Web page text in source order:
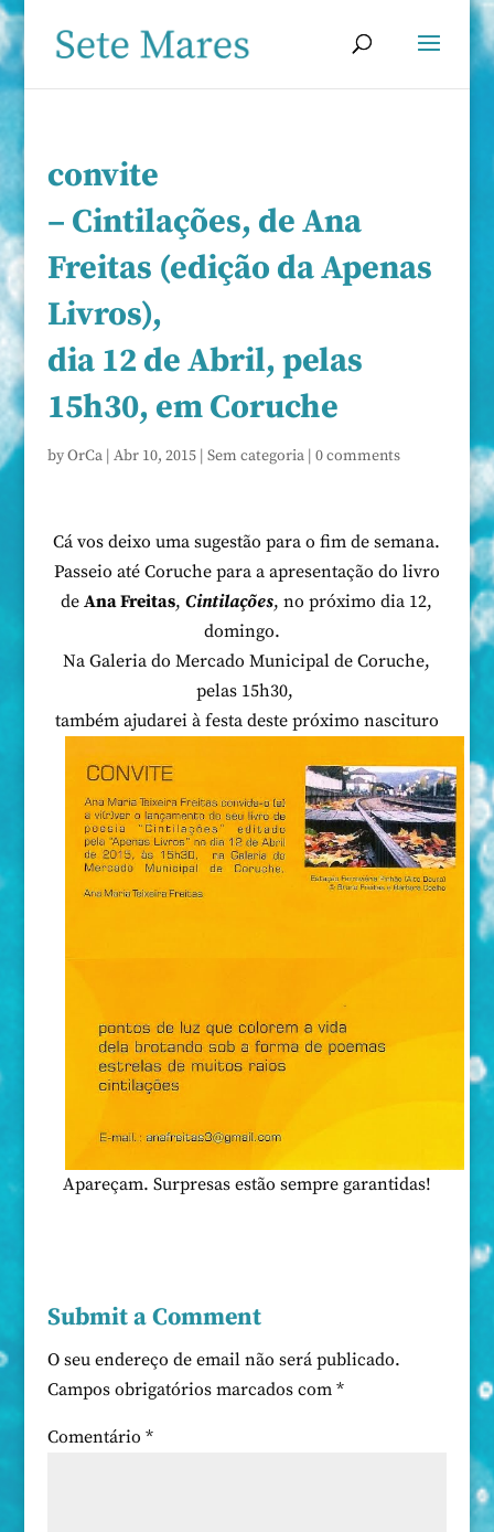
convite
– Cintilações, de Ana
Freitas (edição da Apenas
Livros),
dia 12 de Abril, pelas
15h30, em Coruche
byOrCa| Abr 10, 2015| Sem categoria| 0 comments
Cá vos deixo uma sugestão para o fim de semana.
Passeio até Coruche para a apresentação do livro
deAna Freitas,Cintilações, no próximo dia 12,
domingo.
Na Galeria do Mercado Municipal de Coruche,
pelas 15h30,
também ajudarei à festa deste próximo nascituro
Apareçam. Surpresas estão sempre garantidas!
Submit a Comment
O seu endereço de email não será publicado.
Campos obrigatórios marcados com *
Comentário *